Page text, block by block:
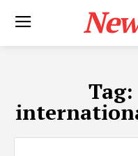
Tag: